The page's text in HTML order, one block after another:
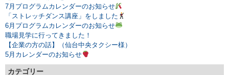
7月プログラムカレンダーのお知らせ
「ストレッチダンス講座」をしました
6月プログラムカレンダーのお知らせ
職場見学に行ってきました！
【企業の方の話】（仙台中央タクシー様）
5月カレンダーのお知らせ
カテゴリー